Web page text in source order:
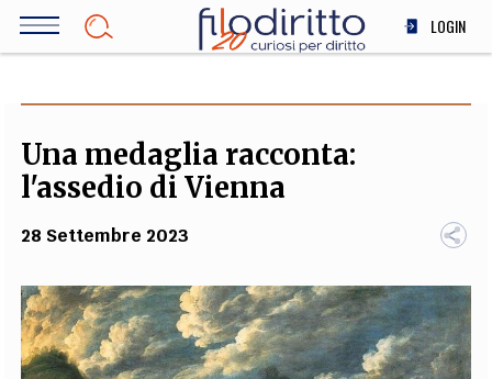
Salta
LOGIN
SOCIETÀ
MEDICINA
STORIA E FILOSOFIA
ALTRO
Una medaglia racconta:
l'assedio di Vienna
28 Settembre 2023